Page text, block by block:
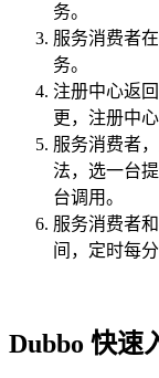
务。
服务消费者
务。
注册中心返
更，注册中
服务消费者
法，选一台
台调用。
服务消费者
间，定时每
Dubbo 快速